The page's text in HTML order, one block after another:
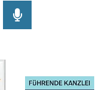
Wechat